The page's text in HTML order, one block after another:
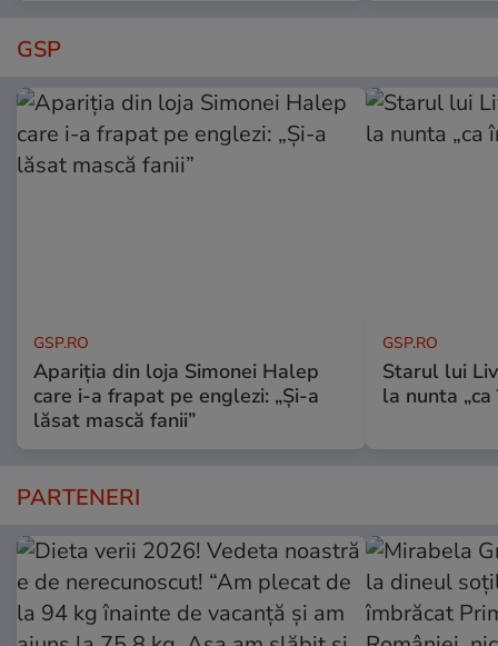
GSP
GSP.RO
Apariția din loja Simonei Halep
care i-a frapat pe englezi: „Și-a
lăsat mască fanii”
GSP.RO
Starul lui
la nunta „ca
PARTENERI